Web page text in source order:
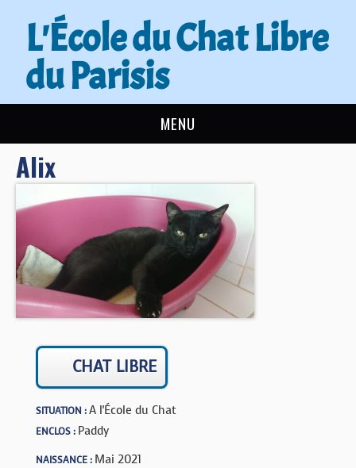
L'École du Chat Libre
du Parisis
MENU
L’ÉCOLE DU CHAT
ACTUALITÉS
ADOPTER
NOUS AIDER
CONTACT
FORUM
Alix
CHAT LIBRE
SITUATION :A l'École du Chat
ENCLOS : Paddy
NAISSANCE : Mai 2021